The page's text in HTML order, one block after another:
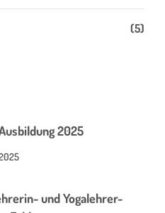
(5)
2025
und Yogalehrer-